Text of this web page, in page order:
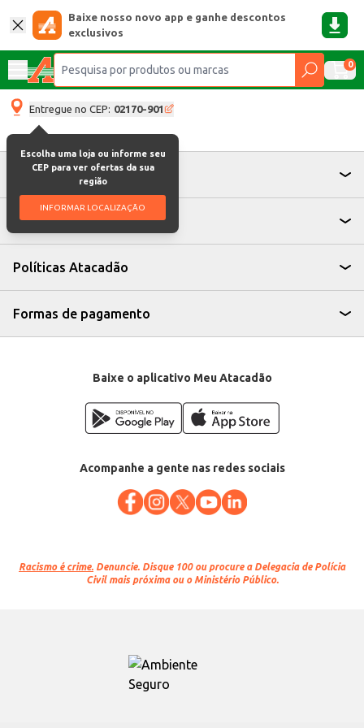
Baixe nosso novo app e ganhe descontos
exclusivos
0
Entregue no CEP: 02170-901
Escolha uma loja ou informe seu
CEP para ver ofertas da sua
região
INFORMAR LOCALIZAÇÃO
Atendimento
Institucional
Políticas Atacadão
Formas de pagamento
Baixe o aplicativo Meu Atacadão
Acompanhe a gente nas redes sociais
Racismo é crime. Denuncie. Disque 100 ou procure a Delegacia de Polícia
Civil mais próxima ou o Ministério Público.